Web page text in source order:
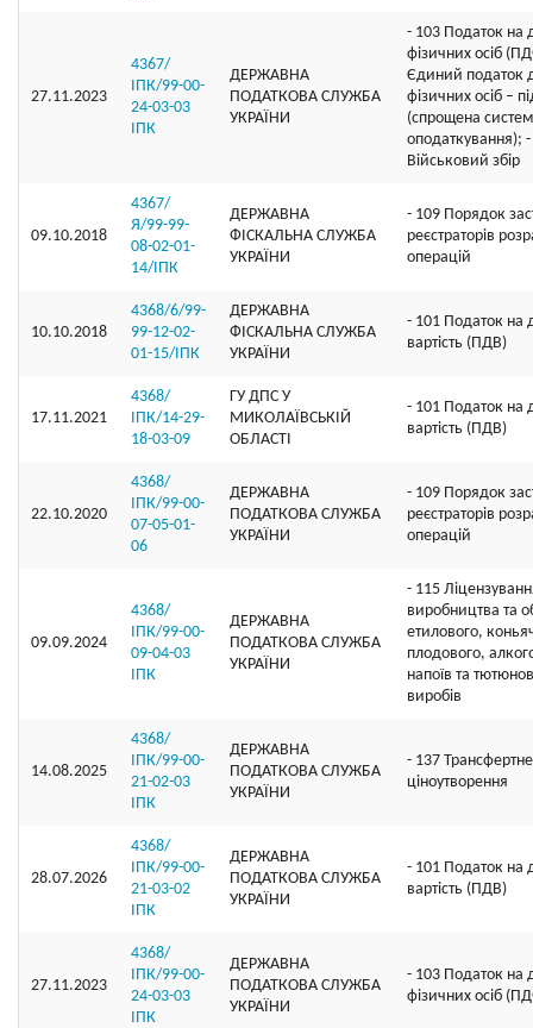
27.11.2023
4367/
ІПК/99-00-
24-03-03
ІПК
ДЕРЖАВНА
ПОДАТКОВА СЛУЖБА
УКРАЇНИ
- 103 Податок на
фізичних осіб
Єдиний податок
фізичних осіб –
(спрощена
оподаткування);
Військовий збір
09.10.2018
4367/
Я/99-99-
08-02-01-
14/ІПК
ДЕРЖАВНА
ФІСКАЛЬНА СЛУЖБА
УКРАЇНИ
- 109 Порядок
реєстраторів
операцій
10.10.2018
4368/6/99-
99-12-02-
01-15/ІПК
ДЕРЖАВНА
ФІСКАЛЬНА СЛУЖБА
УКРАЇНИ
- 101 Податок на
вартість (ПДВ)
17.11.2021
4368/
ІПК/14-29-
18-03-09
ГУ ДПС У
МИКОЛАЇВСЬКІЙ
ОБЛАСТІ
- 101 Податок на
вартість (ПДВ)
22.10.2020
4368/
ІПК/99-00-
07-05-01-
06
ДЕРЖАВНА
ПОДАТКОВА СЛУЖБА
УКРАЇНИ
- 109 Порядок
реєстраторів
операцій
09.09.2024
4368/
ІПК/99-00-
09-04-03
ІПК
ДЕРЖАВНА
ПОДАТКОВА СЛУЖБА
УКРАЇНИ
- 115
виробництва та
етилового,
плодового,
напоїв та
виробів
14.08.2025
4368/
ІПК/99-00-
21-02-03
ІПК
ДЕРЖАВНА
ПОДАТКОВА СЛУЖБА
УКРАЇНИ
- 137 Трансфертне
ціноутворення
28.07.2026
4368/
ІПК/99-00-
21-03-02
ІПК
ДЕРЖАВНА
ПОДАТКОВА СЛУЖБА
УКРАЇНИ
- 101 Податок на
вартість (ПДВ)
27.11.2023
4368/
ІПК/99-00-
24-03-03
ІПК
ДЕРЖАВНА
ПОДАТКОВА СЛУЖБА
УКРАЇНИ
- 103 Податок на
фізичних осіб